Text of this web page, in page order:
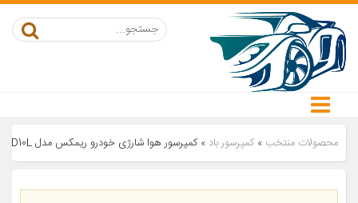
محصولات منتخب » کمپرسور باد »کمپرسور هوا شارژی خودرو ریمکس مدل D10L